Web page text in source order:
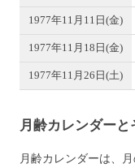
1977年11月11日(金)
1977年11月18日(金)
1977年11月26日(土)
月齢カレンダーと
月齢カレンダーは、